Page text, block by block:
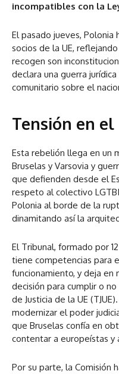
incompatibles con la
El pasado jueves,
socios de la UE,
recogen son
declara una guerra
comunitario sobre el
Tensión en el
Esta rebelión llega en un
Bruselas y Varsovia y
que defienden desde el
respeto al colectivo
Polonia al borde de la
dinamitando así la
El Tribunal, formado por
tiene competencias para
funcionamiento, y deja en
decisión para cumplir o
de Justicia de la UE
modernizar el poder
que Bruselas confía en
contentar a europeístas y
Por su parte, la Comisión